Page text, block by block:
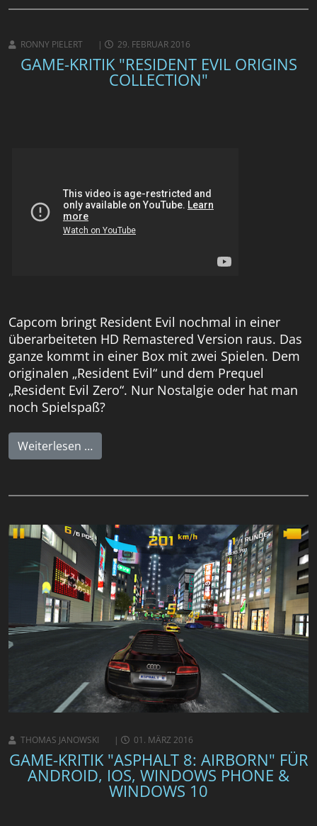
RONNY PIELERT 29. FEBRUAR 2016
GAME-KRITIK "RESIDENT EVIL ORIGINS
COLLECTION"
Capcom bringt Resident Evil nochmal in einer
überarbeiteten HD Remastered Version raus. Das
ganze kommt in einer Box mit zwei Spielen. Dem
originalen „Resident Evil“ und dem Prequel
„Resident Evil Zero“. Nur Nostalgie oder hat man
noch Spielspaß?
Weiterlesen …
THOMAS JANOWSKI 01. MÄRZ 2016
GAME-KRITIK "ASPHALT 8: AIRBORN" FÜR
ANDROID, IOS, WINDOWS PHONE &
WINDOWS 10